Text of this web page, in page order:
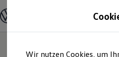
Modelle und Konfigurator
Modelle vergleichen
Wir nutzen Cookies, um